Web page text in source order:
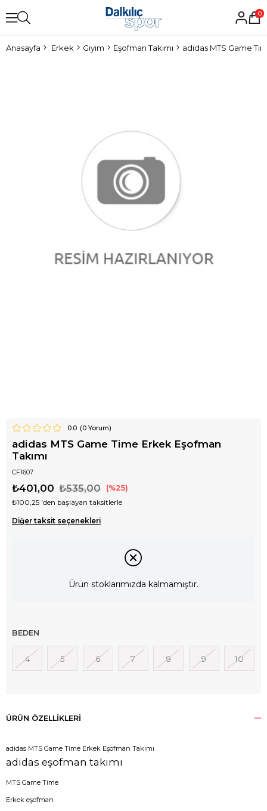
0
Anasayfa Erkek Giyim Eşofman Takımı adidas MTS Game
0.0 (0Yorum)
adidas MTS Game Time Erkek Eşofman
Takımı
CF1607
₺535,00
₺401,00 25
₺100,25 'den başlayan taksitlerle
Diğer taksit seçenekleri
Ürün stoklarımızda kalmamıştır.
BEDEN
4 5 6 7 8 9 10
ÜRÜN ÖZELLIKLERI
adidas MTS Game Time Erkek Eşofman Takımı
adidas eşofman takımı
MTS Game Time
Erkek eşofman